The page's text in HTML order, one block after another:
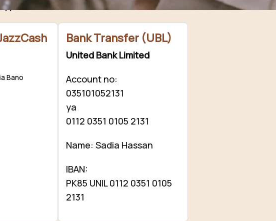
support / donation
kar sakte hain.
Bano
Bank Transfer (UBL)
United Bank Limited
Account no:
035101052131
ya
0112 0351 0105 2131
Name: Sadia Hassan
IBAN:
PK85 UNIL 0112 0351 0105
2131